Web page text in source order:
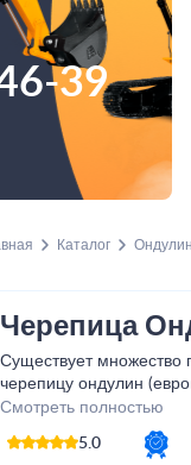
39
Каталог
Черепица
Существует множество
черепицу ондулин
имеют волнистую
вид. В сравнении с
не возникает
Смотреть полностью
5.0